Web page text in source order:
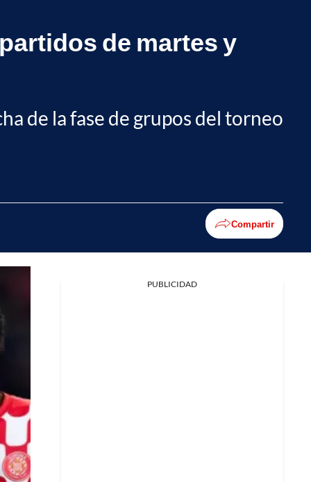
de martes y
de la fase de grupos del torneo
Compartir
PUBLICIDAD